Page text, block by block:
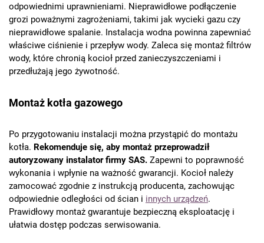
odpowiednimi uprawnieniami. Nieprawidłowe podłączenie
grozi poważnymi zagrożeniami, takimi jak wycieki gazu czy
nieprawidłowe spalanie. Instalacja wodna powinna zapewniać
właściwe ciśnienie i przepływ wody. Zaleca się montaż filtrów
wody, które chronią kocioł przed zanieczyszczeniami i
przedłużają jego żywotność.
Montaż kotła gazowego
Po przygotowaniu instalacji można przystąpić do montażu
kotła. Rekomenduje się, aby montaż przeprowadził
autoryzowany instalator firmy SAS. Zapewni to poprawność
wykonania i wpłynie na ważność gwarancji. Kocioł należy
zamocować zgodnie z instrukcją producenta, zachowując
odpowiednie odległości od ścian i innych urządzeń.
Prawidłowy montaż gwarantuje bezpieczną eksploatację i
ułatwia dostęp podczas serwisowania.